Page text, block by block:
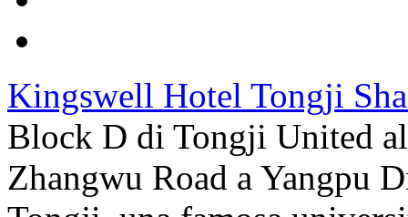
Kingswell Hotel Tongji
Block D di Tongji United
Zhangwu Road a Yangpu